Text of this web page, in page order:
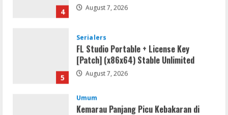
[Patch] (x86x64) Stable Unlimited
August 7, 2026
Umum
Sangkaran Bhakti; Rumah Ibu Yuli